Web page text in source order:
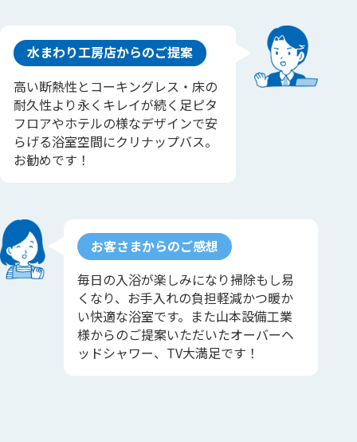
水まわり工房店からのご提案
高い断熱性とコーキングレス・床の
耐久性より永くキレイが続く足ピタ
フロアやホテルの様なデザインで安
らげる浴室空間にクリナップバス。
お勧めです！
お客さまからのご感想
毎日の入浴が楽しみになり掃除もし易
くなり、お手入れの負担軽減かつ暖か
い快適な浴室です。また山本設備工業
様からのご提案いただいたオーバーヘ
ッドシャワー、TV大満足です！